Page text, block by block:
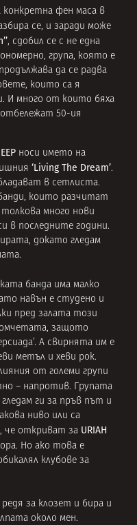
конкретна фен маса в
се, и заради може
, сдобил се с не една
група, която е
да се радва
които са я
И много от които бяха
отбележат 50-ия
носи името на
‘Living The Dream’.
в сетлиста.
които разчитат
много нови
в последните години.
докато гледам
банда има малко
навън е студено и
пред залата този
защото
А свирнята им е
метъл и хеви рок.
от големи групи
– напротив. Групата
ги за пръв път и
ниво или са
че откриват за URIAH
Но ако това е
клубове за
за клозет и бира и
около мен.